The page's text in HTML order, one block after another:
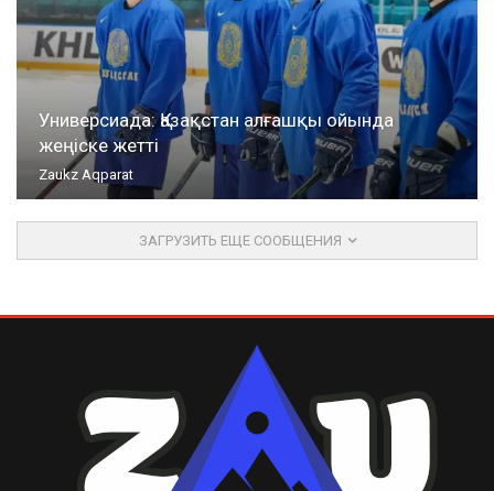
Универсиада: Қазақстан алғашқы ойында
жеңіске жетті
Zaukz Aqparat
ЗАГРУЗИТЬ ЕЩЕ СООБЩЕНИЯ